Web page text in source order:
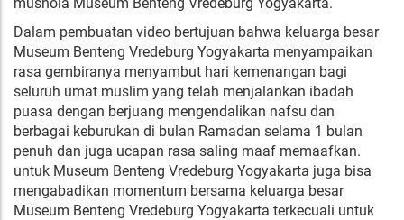
Dalam pembuatan video bertujuan bahwa keluarga besar
Museum Benteng Vredeburg Yogyakarta menyampaikan
rasa gembiranya menyambut hari kemenangan bagi
seluruh umat muslim yang telah menjalankan ibadah
puasa dengan berjuang mengendalikan nafsu dan
berbagai keburukan di bulan Ramadan selama 1 bulan
penuh dan juga ucapan rasa saling maaf memaafkan.
untuk Museum Benteng Vredeburg Yogyakarta juga bisa
mengabadikan momentum bersama keluarga besar
Museum Benteng Vredeburg Yogyakarta terkecuali untuk